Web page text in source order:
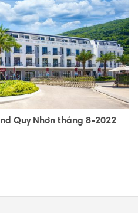
Quy Nhơn tháng 8-2022